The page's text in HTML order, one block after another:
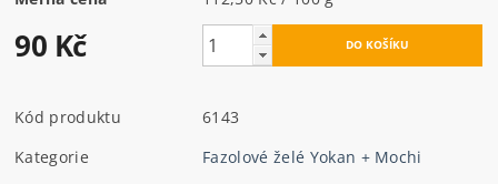
90 Kč
Kód produktu
6143
Kategorie
Fazolové želé Yokan + Mochi